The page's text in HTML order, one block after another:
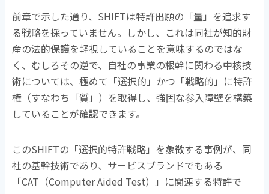
前章で示した通り、 SHIFTは特許出願の「量」を追求す
る戦略を採っていません。しかし、これは同社が知的財
産の法的保護を軽視していることを意味するのではな
く、むしろその逆で、自社の事業の根幹に関わる中核技
術については、極めて「選択的」かつ「戦略的」に特許
権（すなわち「質」）を取得し、強固な参入障壁を構築
していることが確認できます。
このSHIFTの「選択的特許戦略」を象徴する事例が、同
社の基幹技術であり、サービスブランドでもある
「CAT （Computer Aided Test）」に関連する特許で